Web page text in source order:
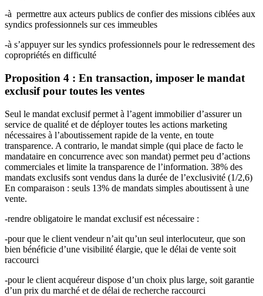
-à permettre aux acteurs publics de confier des missions ciblées aux
syndics professionnels sur ces immeubles
-à s’appuyer sur les syndics professionnels pour le redressement des
copropriétés en difficulté
Proposition 4 : En transaction, imposer le mandat
exclusif pour toutes les ventes
Seul le mandat exclusif permet à l’agent immobilier d’assurer un
service de qualité et de déployer toutes les actions marketing
nécessaires à l’aboutissement rapide de la vente, en toute
transparence. A contrario, le mandat simple (qui place de facto le
mandataire en concurrence avec son mandat) permet peu d’actions
commerciales et limite la transparence de l’information. 38% des
mandats exclusifs sont vendus dans la durée de l’exclusivité (1/2,6)
En comparaison : seuls 13% de mandats simples aboutissent à une
vente.
-rendre obligatoire le mandat exclusif est nécessaire :
-pour que le client vendeur n’ait qu’un seul interlocuteur, que son
bien bénéficie d’une visibilité élargie, que le délai de vente soit
raccourci
-pour le client acquéreur dispose d’un choix plus large, soit garantie
d’un prix du marché et de délai de recherche raccourci